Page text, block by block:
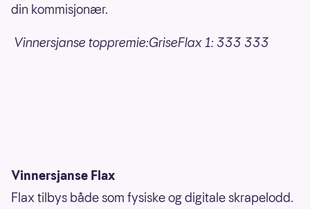
din kommisjonær.
Vinnersjanse toppremie:GriseFlax 1: 333 333
Vinnersjanse Flax
Flax tilbys både som fysiske og digitale skrapelodd.